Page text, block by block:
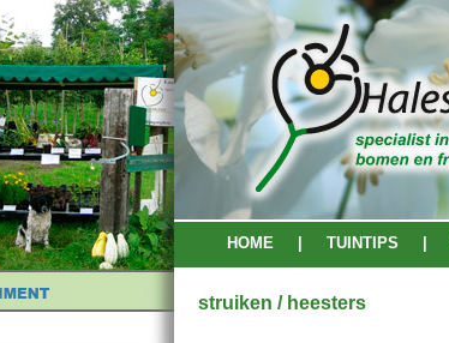
HOME TUINTIPS
struiken / heesters